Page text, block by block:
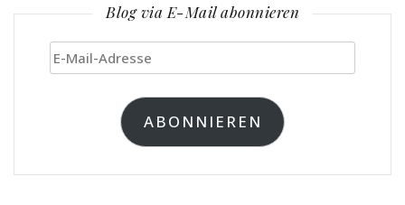
Blog via E-Mail abonnieren
E-
Mail-
ABONNIEREN